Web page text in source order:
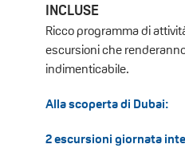
INCLUSE
Ricco programma di
escursioni che
indimenticabile.
Alla scoperta di Dubai:
2 escursioni giornata